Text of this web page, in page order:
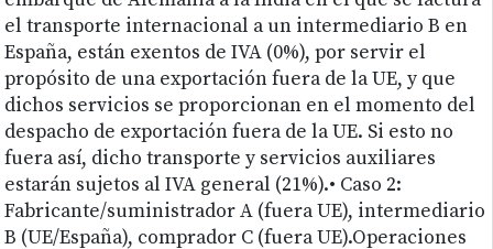
el transporte internacional a un intermediario B en
España, están exentos de IVA (0%), por servir el
propósito de una exportación fuera de la UE, y que
dichos servicios se proporcionan en el momento del
despacho de exportación fuera de la UE. Si esto no
fuera así, dicho transporte y servicios auxiliares
estarán sujetos al IVA general (21%).• Caso 2:
Fabricante/suministrador A (fuera UE), intermediario
B (UE/España), comprador C (fuera UE).Operaciones